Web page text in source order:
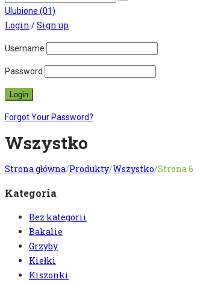
Ulubione (01)
Login /Sign up
Username
Password
Forgot Your Password?
Wszystko
Strona główna/Produkty/Wszystko/Strona 6
Kategoria
Bez kategorii
Bakalie
Grzyby
Kiełki
Kiszonki